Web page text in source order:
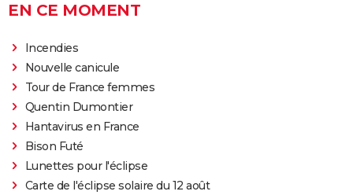
2002 Ararat Rôle: Martin Harcourt
2001 Treize jours
2001 Fusion
2000 Jeu mortel
2000 L'Enfer du devoirRôle: Bill Sokal
EN CE MOMENT
Incendies
Nouvelle canicule
Tour de France femmes
Quentin Dumontier
Hantavirus en France
Bison Futé
Lunettes pour l'éclipse
Carte de l'éclipse solaire du 12 août